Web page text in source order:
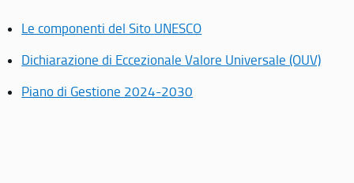
Le componenti del Sito UNESCO
Dichiarazione di Eccezionale Valore Universale (OUV)
Piano di Gestione 2024-2030